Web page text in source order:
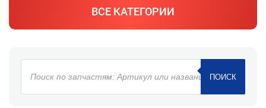
ВСЕ КАТЕГОРИИ
Поиск
товаров
ПОИСК